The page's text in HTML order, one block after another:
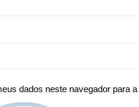
dados neste navegador para